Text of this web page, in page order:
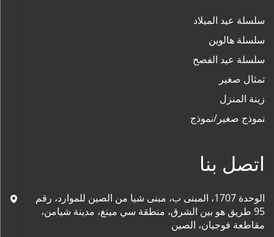
سلسلة عيد الميلاد
سلسلة هالوين
سلسلة عيد الفصح
تمثال صغير
زينة المنزل
نموذج صغير/نموذج
اتصل بنا
الوحدة 1707، المبنى ب، مبنى شيا من الصين للموارد، رقم
95 طريق هو بين الشرق، منطقة سي مينغ، مدينة شيامن،
مقاطعة فوجيان، الصين